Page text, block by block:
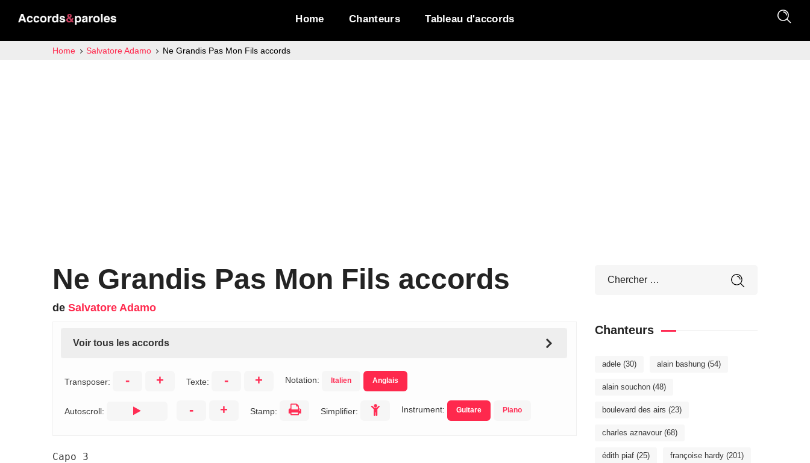
Home Chanteurs Tableau d'accords
Home Salvatore Adamo Ne Grandis Pas Mon Fils accords
Ne Grandis Pas Mon Fils accords
de Salvatore Adamo
Voir tous les accords
Transposer: - + Texte: - + Notation: Italien Anglais
Autoscroll: - + Stamp: Simplifier: Instrument: Guitare Piano
Capo 3
Chanteurs
adele (30) alain bashung (54)
alain souchon (48)
boulevard des airs (23)
charles aznavour (68)
édith piaf (25) françoise hardy (201)